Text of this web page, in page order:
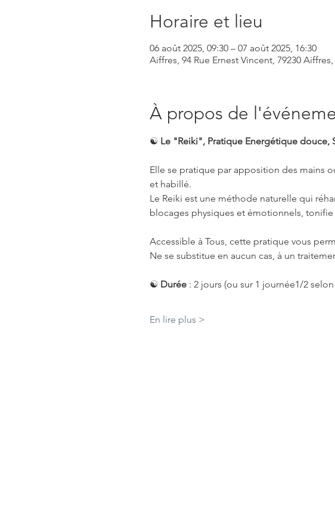
Horaire et lieu
06 août 2025, 09:30 – 07 août 2025, 16:30
Aiffres, 94 Rue Ernest Vincent, 79230
À propos de
☯️ Le "Reiki", Pratique Energétique
Elle se pratique par apposition des mains
et habillé.
Le Reiki est une méthode naturelle qui
blocages physiques et émotionnels,
Accessible à Tous, cette pratique vous
Ne se substitue en aucun cas, à un
☯️ Durée : 2 jours (ou sur 1 journée1/2
En lire plus >